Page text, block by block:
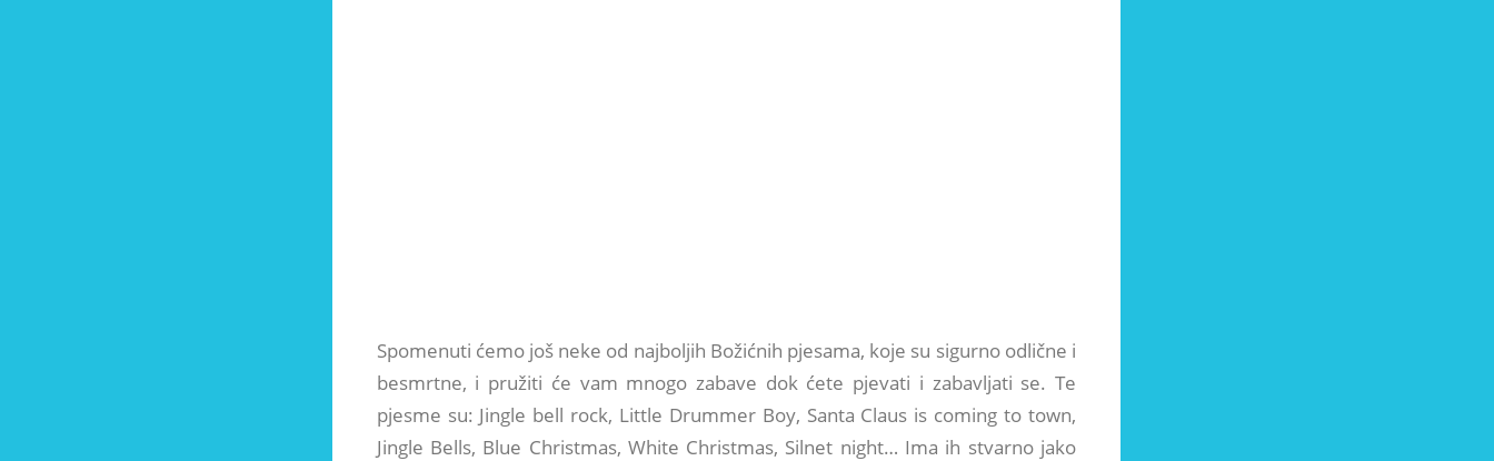
Spomenuti ćemo još neke od najboljih Božićnih pjesama, koje su sigurno odlične i
besmrtne, i pružiti će vam mnogo zabave dok ćete pjevati i zabavljati se. Te
pjesme su: Jingle bell rock, Little Drummer Boy, Santa Claus is coming to town,
Jingle Bells, Blue Christmas, White Christmas, Silnet night… Ima ih stvarno jako